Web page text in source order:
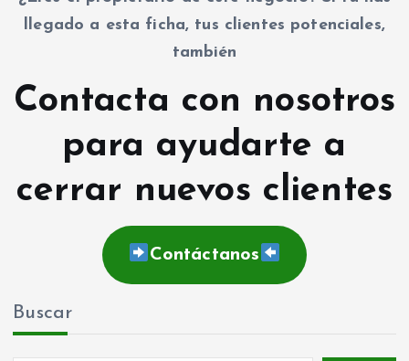
llegado a esta ficha, tus clientes potenciales,
también
Contacta con nosotros
para ayudarte a
cerrar nuevos clientes
Contáctanos
Buscar